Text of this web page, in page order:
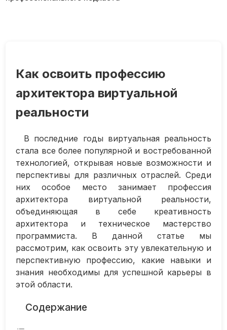
Как освоить профессию
архитектора виртуальной
реальности
В последние годы виртуальная реальность
стала все более популярной и востребованной
технологией, открывая новые возможности и
перспективы для различных отраслей. Среди
них особое место занимает профессия
архитектора виртуальной реальности,
объединяющая в себе креативность
архитектора и техническое мастерство
программиста. В данной статье мы
рассмотрим, как освоить эту увлекательную и
перспективную профессию, какие навыки и
знания необходимы для успешной карьеры в
этой области.
Содержание